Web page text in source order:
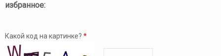
избранное:
Какой код на картинке? *